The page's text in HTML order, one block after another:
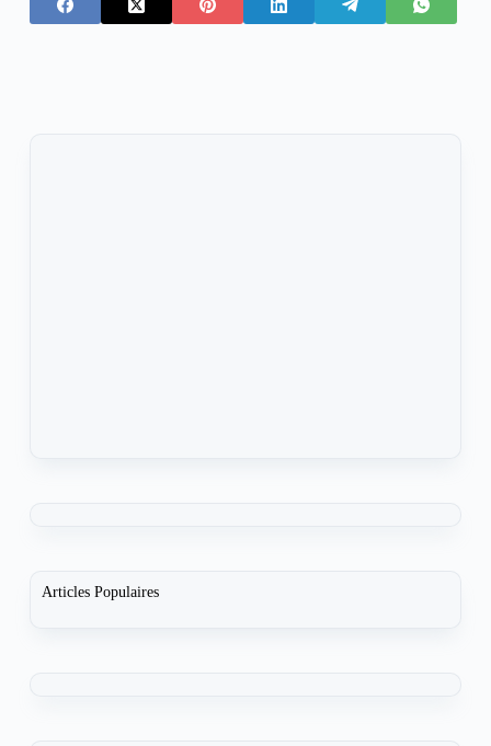
Articles Populaires